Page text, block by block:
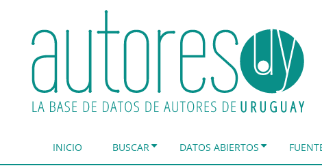
INICIO BUSCAR DATOS ABIERTOS